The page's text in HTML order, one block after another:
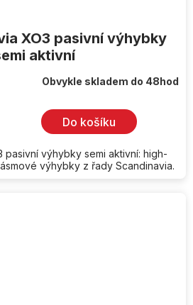
XO3 pasivní výhybky
aktivní
Obvykle skladem do 48hod
Do košíku
pasivní výhybky semi aktivní: high-
výhybky z řady Scandinavia.